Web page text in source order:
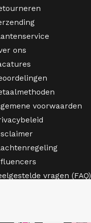
ons
voorwaarden
vragen (FAQ)